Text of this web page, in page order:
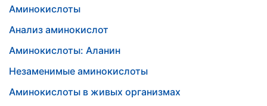
Аминокислоты
Анализ аминокислот
Аминокислоты: Аланин
Незаменимые аминокислоты
Аминокислоты в живых организмах